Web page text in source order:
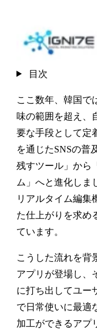
目次
ここ数年、韓国で
味の範囲を超え、
要な手段として定
を通じたSNSの普
残すツール」から
ム」へと進化しま
リアルタイム編集
た仕上がりを求め
ています。
こうした流れを背
アプリが登場し、
に打ち出してユー
で日常使いに最適
加工ができるアプ